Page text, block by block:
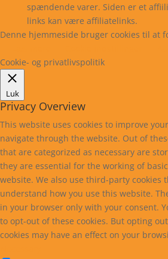
spændende varer. Siden er et
links kan være affiliatelinks.
Denne hjemmeside bruger cookies til at
Cookie- og privatlivspolitik
Luk
Privacy Overview
This website uses cookies to improve
navigate through the website. Out of
that are categorized as necessary are
they are essential for the working of
website. We also use third-party cookies
understand how you use this website.
in your browser only with your consent.
to opt-out of these cookies. But opting
cookies may have an effect on your